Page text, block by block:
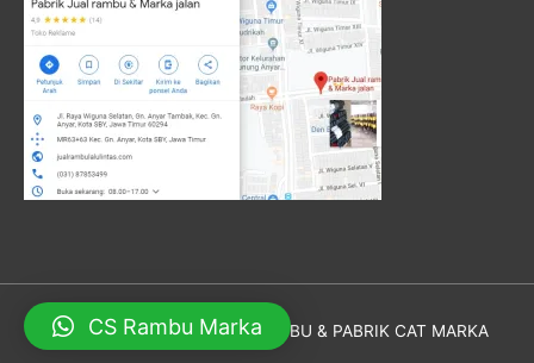
Hak Cipta © 2026PABRIK RAMBU & PABRIK CAT MARKA
CS Rambu Marka